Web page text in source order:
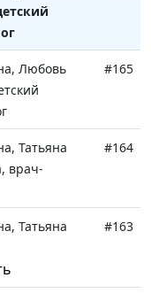
Любовь
#165
Татьяна
врач-
#164
Татьяна
врач-
#163